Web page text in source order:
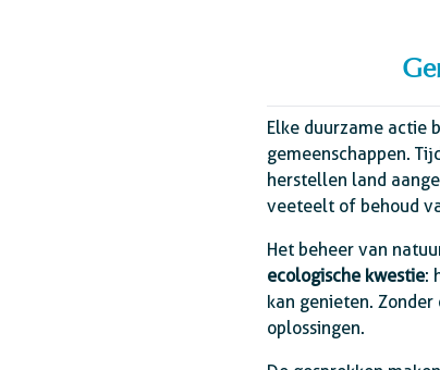
Elke duurzame actie
gemeenschappen.
herstellen land
veeteelt of behoud
Het beheer van
ecologische kwestie:
kan genieten.
oplossingen.